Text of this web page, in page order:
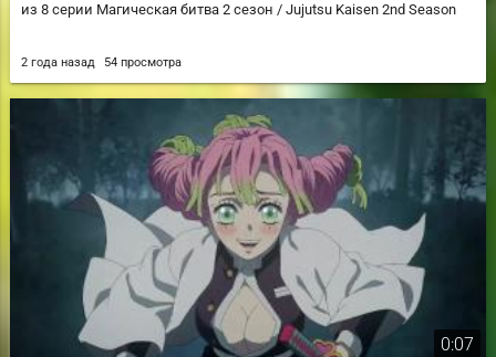
из 8 серии Магическая битва 2 сезон / Jujutsu Kaisen 2nd Season
2 года назад 54 просмотра
0:07